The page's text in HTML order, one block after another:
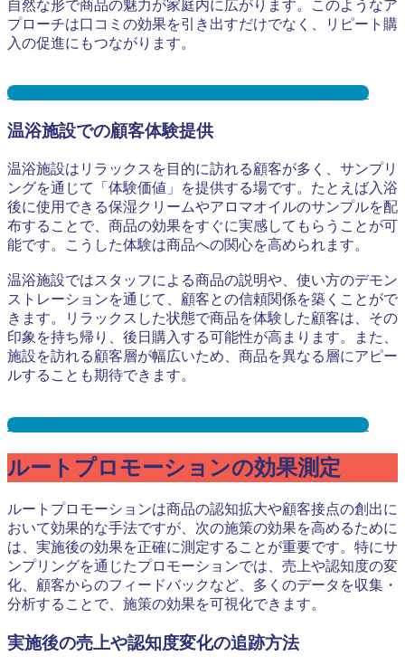
自然な形で商品の魅力が家庭内に広がります。このようなア
プローチは口コミの効果を引き出すだけでなく、リピート購
入の促進にもつながります。
学童保育サンプリングとは？メリット３選と事例を紹介
温浴施設での顧客体験提供
温浴施設はリラックスを目的に訪れる顧客が多く、サンプリ
ングを通じて「体験価値」を提供する場です。たとえば入浴
後に使用できる保湿クリームやアロマオイルのサンプルを配
布することで、商品の効果をすぐに実感してもらうことが可
能です。こうした体験は商品への関心を高められます。
温浴施設ではスタッフによる商品の説明や、使い方のデモン
ストレーションを通じて、顧客との信頼関係を築くことがで
きます。リラックスした状態で商品を体験した顧客は、その
印象を持ち帰り、後日購入する可能性が高まります。また、
施設を訪れる顧客層が幅広いため、商品を異なる層にアピー
ルすることも期待できます。
温浴施設サンプリングとは？メリット３選と事例を紹介
ルートプロモーションの効果測定
ルートプロモーションは商品の認知拡大や顧客接点の創出に
おいて効果的な手法ですが、次の施策の効果を高めるために
は、実施後の効果を正確に測定することが重要です。特にサ
ンプリングを通じたプロモーションでは、売上や認知度の変
化、顧客からのフィードバックなど、多くのデータを収集・
分析することで、施策の効果を可視化できます。
実施後の売上や認知度変化の追跡方法